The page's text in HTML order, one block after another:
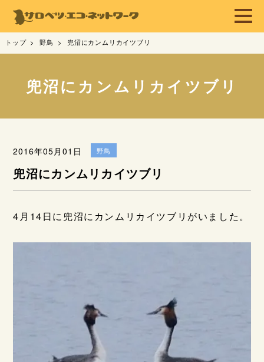
トップ 野鳥 兜沼にカンムリカイツブリ
兜沼にカンムリカイツブリ
2016年05月01日 野鳥
兜沼にカンムリカイツブリ
4月14日に兜沼にカンムリカイツブリがいました。